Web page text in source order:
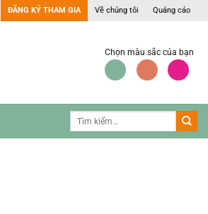
ĐĂNG KÝ THAM GIA Về chúng tôi Quảng cáo
Chọn màu sắc của bạn